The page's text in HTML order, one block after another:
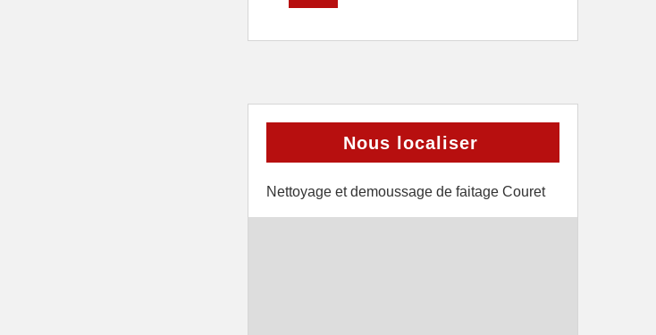
Nous localiser
Nettoyage et demoussage de faitage Couret